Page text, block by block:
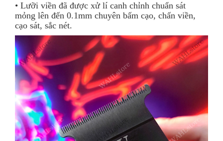
• Lưỡi viền đã được xử lí canh chỉnh chuẩn sát
mỏng lên đến 0.1mm chuyên bấm cạo, chấn viền,
cạo sát, sắc nét.